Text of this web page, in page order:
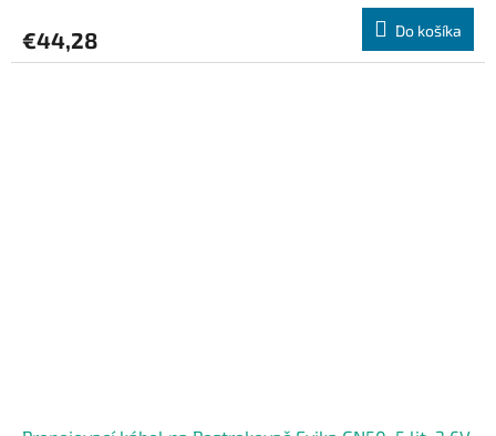
€44,28 Do košíka